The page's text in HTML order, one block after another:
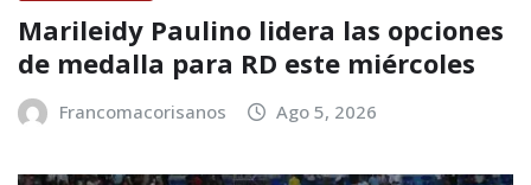
Marileidy Paulino lidera las opciones
de medalla para RD este miércoles
Francomacorisanos Ago 5, 2026